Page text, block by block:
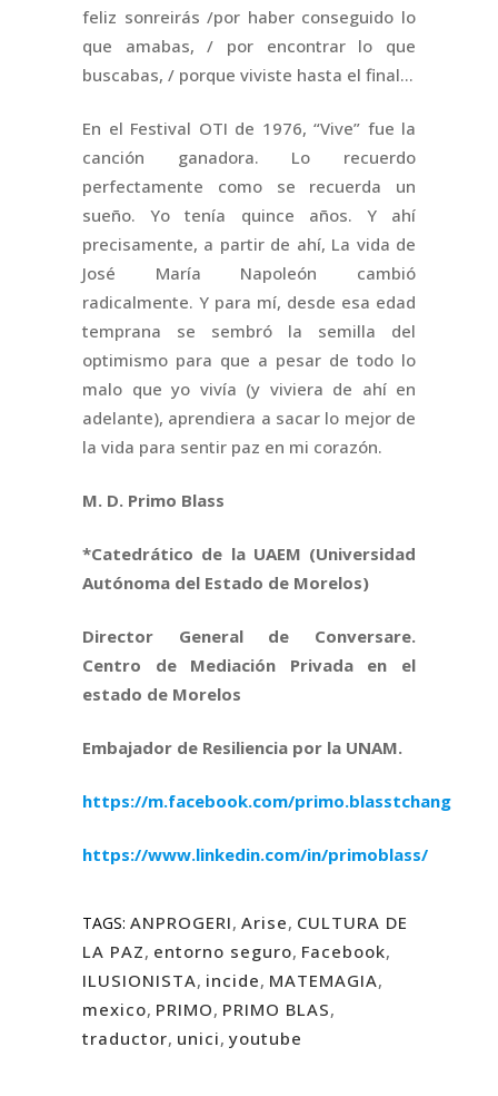
feliz sonreirás /por haber conseguido lo
que amabas, / por encontrar lo que
buscabas, / porque viviste hasta el final…
En el Festival OTI de 1976, “Vive” fue la
canción ganadora. Lo recuerdo
perfectamente como se recuerda un
sueño. Yo tenía quince años. Y ahí
precisamente, a partir de ahí, La vida de
José María Napoleón cambió
radicalmente. Y para mí, desde esa edad
temprana se sembró la semilla del
optimismo para que a pesar de todo lo
malo que yo vivía (y viviera de ahí en
adelante), aprendiera a sacar lo mejor de
la vida para sentir paz en mi corazón.
M. D. Primo Blass
*Catedrático de la UAEM (Universidad
Autónoma del Estado de Morelos)
Director General de Conversare.
Centro de Mediación Privada en el
estado de Morelos
Embajador de Resiliencia por la UNAM.
https://m.facebook.com/primo.blasstchang
https://www.linkedin.com/in/primoblass/
TAGS: ANPROGERI, Arise, CULTURA DE
LA PAZ, entorno seguro, Facebook,
ILUSIONISTA, incide, MATEMAGIA,
mexico, PRIMO, PRIMO BLAS,
traductor, unici, youtube